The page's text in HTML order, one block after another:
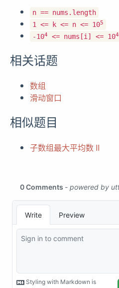
n == nums.length
1 <= k <= n <= 105
-104 <= nums[i] <= 104
相关话题
数组
滑动窗口
相似题目
子数组最大平均数 II